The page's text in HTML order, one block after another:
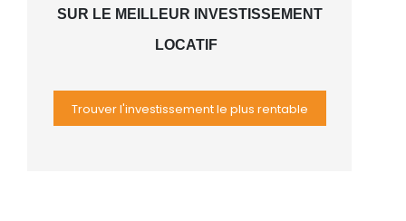
SUR LE MEILLEUR INVESTISSEMENT
LOCATIF
Trouver l'investissement le plus rentable